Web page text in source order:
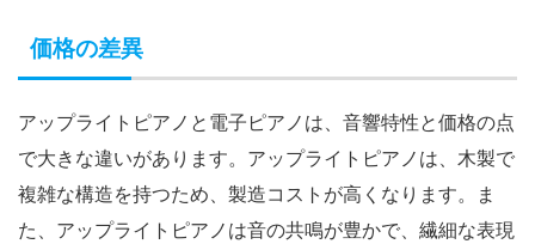
価格の差異
アップライトピアノと電子ピアノは、音響特性と価格の点
で大きな違いがあります。アップライトピアノは、木製で
複雑な構造を持つため、製造コストが高くなります。ま
た、アップライトピアノは音の共鳴が豊かで、繊細な表現